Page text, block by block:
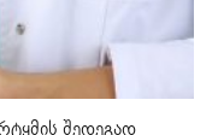
შედეგად